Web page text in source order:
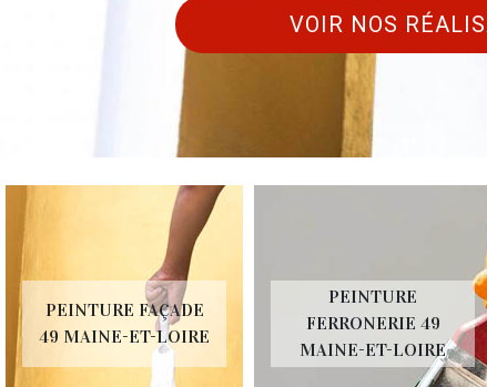
VOIR NOS
PEINTURE FAÇADE
49 MAINE-ET-LOIRE
PEINTURE
FERRONERIE 49
MAINE-ET-LOIRE